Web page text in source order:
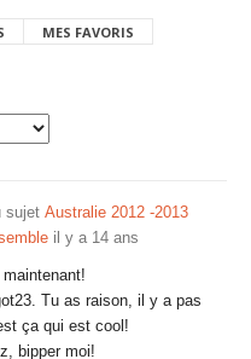
MES FAVORIS
sujet Australie 2012 -2013
il y a 14 ans
maintenant!
Tu as raison, il y a pas
ça qui est cool!
bipper moi!